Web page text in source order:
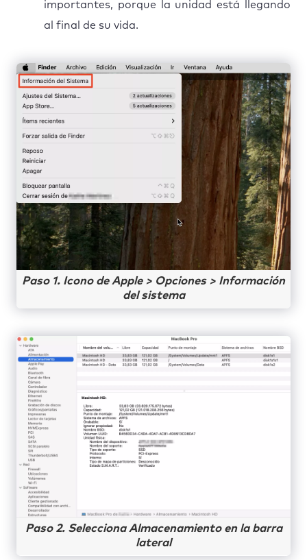
importantes, porque la unidad está llegando
al final de su vida.
Paso 1. Icono de Apple > Opciones > Información
del sistema
Paso 2. Selecciona Almacenamiento en la barra
lateral